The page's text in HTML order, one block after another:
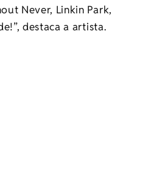
Never, Linkin Park,
destaca a artista.